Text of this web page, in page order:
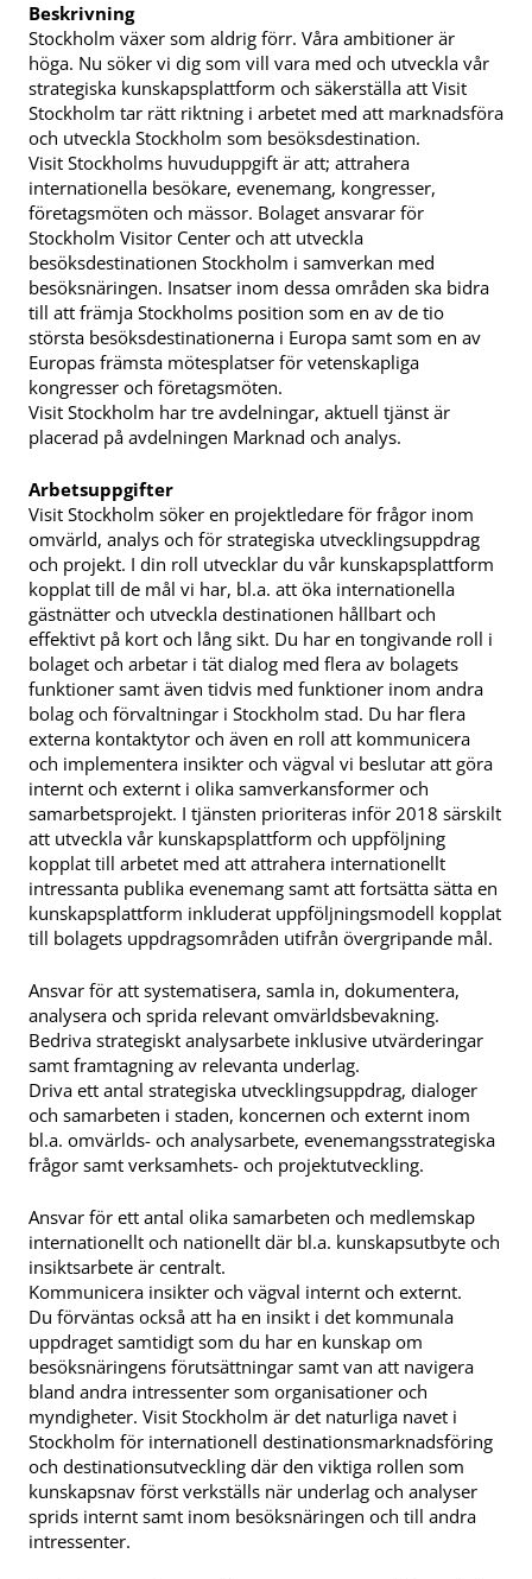
Beskrivning
Stockholm växer som aldrig förr. Våra ambitioner är
höga. Nu söker vi dig som vill vara med och utveckla vår
strategiska kunskapsplattform och säkerställa att Visit
Stockholm tar rätt riktning i arbetet med att marknadsföra
och utveckla Stockholm som besöksdestination.
Visit Stockholms huvuduppgift är att; attrahera
internationella besökare, evenemang, kongresser,
företagsmöten och mässor. Bolaget ansvarar för
Stockholm Visitor Center och att utveckla
besöksdestinationen Stockholm i samverkan med
besöksnäringen. Insatser inom dessa områden ska bidra
till att främja Stockholms position som en av de tio
största besöksdestinationerna i Europa samt som en av
Europas främsta mötesplatser för vetenskapliga
kongresser och företagsmöten.
Visit Stockholm har tre avdelningar, aktuell tjänst är
placerad på avdelningen Marknad och analys.
Arbetsuppgifter
Visit Stockholm söker en projektledare för frågor inom
omvärld, analys och för strategiska utvecklingsuppdrag
och projekt. I din roll utvecklar du vår kunskapsplattform
kopplat till de mål vi har, bl.a. att öka internationella
gästnätter och utveckla destinationen hållbart och
effektivt på kort och lång sikt. Du har en tongivande roll i
bolaget och arbetar i tät dialog med flera av bolagets
funktioner samt även tidvis med funktioner inom andra
bolag och förvaltningar i Stockholm stad. Du har flera
externa kontaktytor och även en roll att kommunicera
och implementera insikter och vägval vi beslutar att göra
internt och externt i olika samverkansformer och
samarbetsprojekt. I tjänsten prioriteras inför 2018 särskilt
att utveckla vår kunskapsplattform och uppföljning
kopplat till arbetet med att attrahera internationellt
intressanta publika evenemang samt att fortsätta sätta en
kunskapsplattform inkluderat uppföljningsmodell kopplat
till bolagets uppdragsområden utifrån övergripande mål.
Ansvar för att systematisera, samla in, dokumentera,
analysera och sprida relevant omvärldsbevakning.
Bedriva strategiskt analysarbete inklusive utvärderingar
samt framtagning av relevanta underlag.
Driva ett antal strategiska utvecklingsuppdrag, dialoger
och samarbeten i staden, koncernen och externt inom
bl.a. omvärlds- och analysarbete, evenemangsstrategiska
frågor samt verksamhets- och projektutveckling.
Ansvar för ett antal olika samarbeten och medlemskap
internationellt och nationellt där bl.a. kunskapsutbyte och
insiktsarbete är centralt.
Kommunicera insikter och vägval internt och externt.
Du förväntas också att ha en insikt i det kommunala
uppdraget samtidigt som du har en kunskap om
besöksnäringens förutsättningar samt van att navigera
bland andra intressenter som organisationer och
myndigheter. Visit Stockholm är det naturliga navet i
Stockholm för internationell destinationsmarknadsföring
och destinationsutveckling där den viktiga rollen som
kunskapsnav först verkställs när underlag och analyser
sprids internt samt inom besöksnäringen och till andra
intressenter.